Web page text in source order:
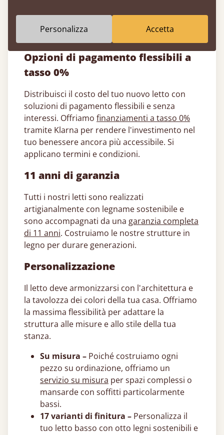
spazio e una connessione più profonda
Opzioni di pagamento flessibili a
tasso 0%
Distribuisci il costo del tuo nuovo letto con
soluzioni di pagamento flessibili e senza
interessi. Offriamo finanziamenti a tasso 0%
tramite Klarna per rendere l'investimento nel
tuo benessere ancora più accessibile. Si
applicano termini e condizioni.
11 anni di garanzia
Tutti i nostri letti sono realizzati
artigianalmente con legname sostenibile e
sono accompagnati da una garanzia completa
di 11 anni. Costruiamo le nostre strutture in
legno per durare generazioni.
Personalizzazione
Il letto deve armonizzarsi con l'architettura e
la tavolozza dei colori della tua casa. Offriamo
la massima flessibilità per adattare la
struttura alle misure e allo stile della tua
stanza.
Su misura – Poiché costruiamo ogni
pezzo su ordinazione, offriamo un
servizio su misura per spazi complessi o
mansarde con soffitti particolarmente
bassi.
17 varianti di finitura – Personalizza il
tuo letto basso con otto legni sostenibili e
Personalizza Accetta